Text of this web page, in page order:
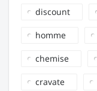
discount
homme
chemise
cravate